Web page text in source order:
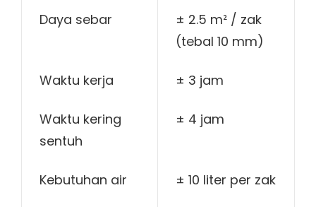
Daya sebar
± 2.5 m² / zak
(tebal 10 mm)
Waktu kerja ± 3 jam
Waktu kering
sentuh
± 4 jam
Kebutuhan air ± 10 liter per zak